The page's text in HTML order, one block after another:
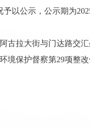
以公示，公示期为
古拉大街与门达路交
境保护督察第29项整